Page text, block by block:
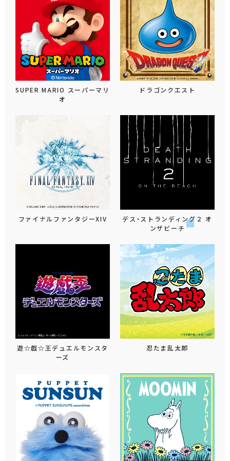
SUPER MARIO スーパーマリ
オ
ドラゴンクエスト
ファイナルファンタジーXIV
デス・ストランディング２ オ
ンザビーチ
遊☆戯☆王デュエルモンスタ
ーズ
忍たま乱太郎